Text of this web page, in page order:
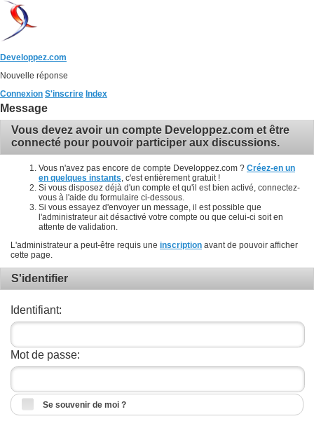
Developpez.com
Nouvelle réponse
Connexion S'inscrire Index
Message
Vous devez avoir un compte Developpez.com et être
connecté pour pouvoir participer aux discussions.
Vous n'avez pas encore de compte Developpez.com ? Créez-en un
en quelques instants , c'est entièrement gratuit !
Si vous disposez déjà d'un compte et qu'il est bien activé, connectez-
vous à l'aide du formulaire ci-dessous.
Si vous essayez d'envoyer un message, il est possible que
l'administrateur ait désactivé votre compte ou que celui-ci soit en
attente de validation.
L'administrateur a peut-être requis une inscription avant de pouvoir afficher
cette page.
S'identifier
Identifiant:
Mot de passe:
Se souvenir de moi ?